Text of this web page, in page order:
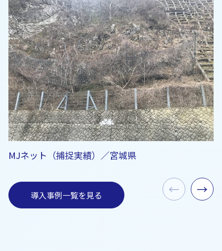
MJネット（捕捉実績）／宮城県
← →
導入事例一覧を見る